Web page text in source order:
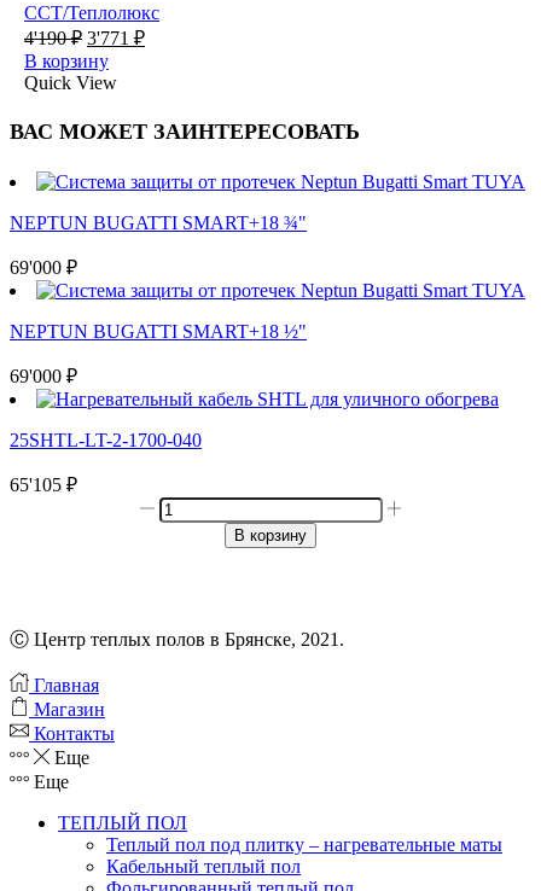
ССТ/Теплолюкс
4'190₽ Первоначальная
цена
составляла
3'771 ₽Текущая
В корзину
Quick View
ВАС МОЖЕТ ЗАИНТЕРЕСОВАТЬ
NEPTUN BUGATTI SMART+18 ¾"
69'000 ₽
NEPTUN BUGATTI SMART+18 ½"
69'000 ₽
25SHTL-LT-2-1700-040
65'105 ₽
Количество
товара
ELECTROLUX
2-
В корзину
Ⓒ Центр теплых полов в Брянске, 2021.
Главная
Магазин
Контакты
Еще
Еще
ТЕПЛЫЙ ПОЛ
Теплый пол под плитку – нагревательные маты
Кабельный теплый пол